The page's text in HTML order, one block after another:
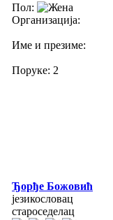
Пол:
Организација:
Име и презиме:
Поруке: 2
Ђорђе Божовић
језикословац
староседелац